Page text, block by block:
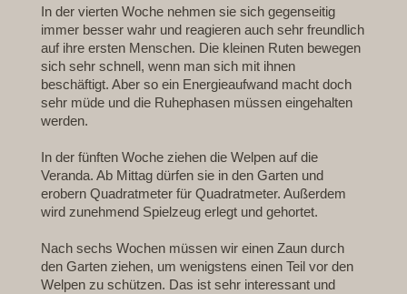
In der vierten Woche nehmen sie sich gegenseitig
immer besser wahr und reagieren auch sehr freundlich
auf ihre ersten Menschen. Die kleinen Ruten bewegen
sich sehr schnell, wenn man sich mit ihnen
beschäftigt. Aber so ein Energieaufwand macht doch
sehr müde und die Ruhephasen müssen eingehalten
werden.
In der fünften Woche ziehen die Welpen auf die
Veranda. Ab Mittag dürfen sie in den Garten und
erobern Quadratmeter für Quadratmeter. Außerdem
wird zunehmend Spielzeug erlegt und gehortet.
Nach sechs Wochen müssen wir einen Zaun durch
den Garten ziehen, um wenigstens einen Teil vor den
Welpen zu schützen. Das ist sehr interessant und